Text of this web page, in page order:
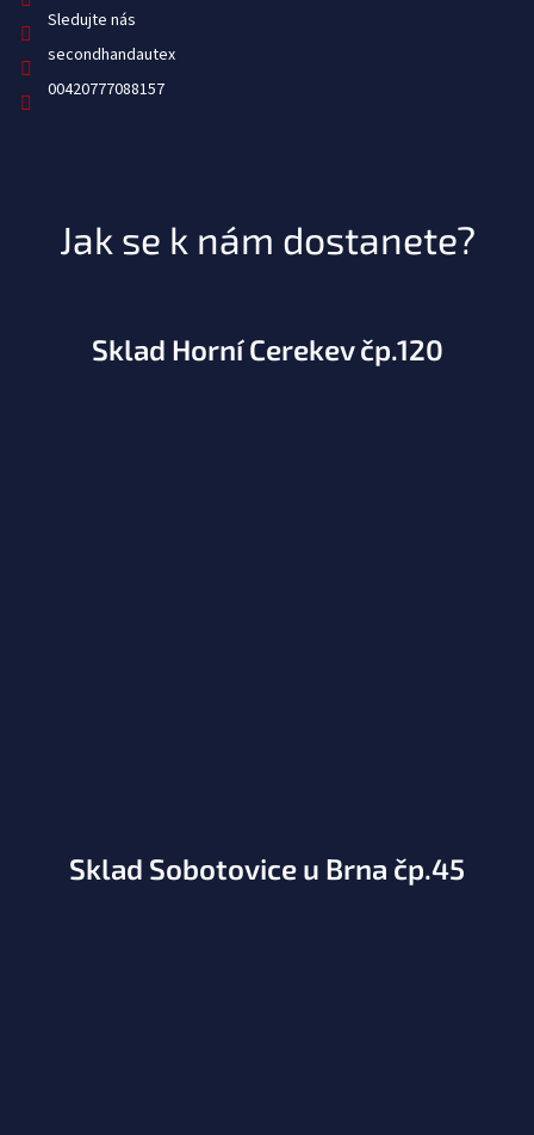
Sledujte nás
secondhandautex
00420777088157
Jak se k nám dostanete?
Sklad Horní Cerekev čp.120
Sklad Sobotovice u Brna čp.45